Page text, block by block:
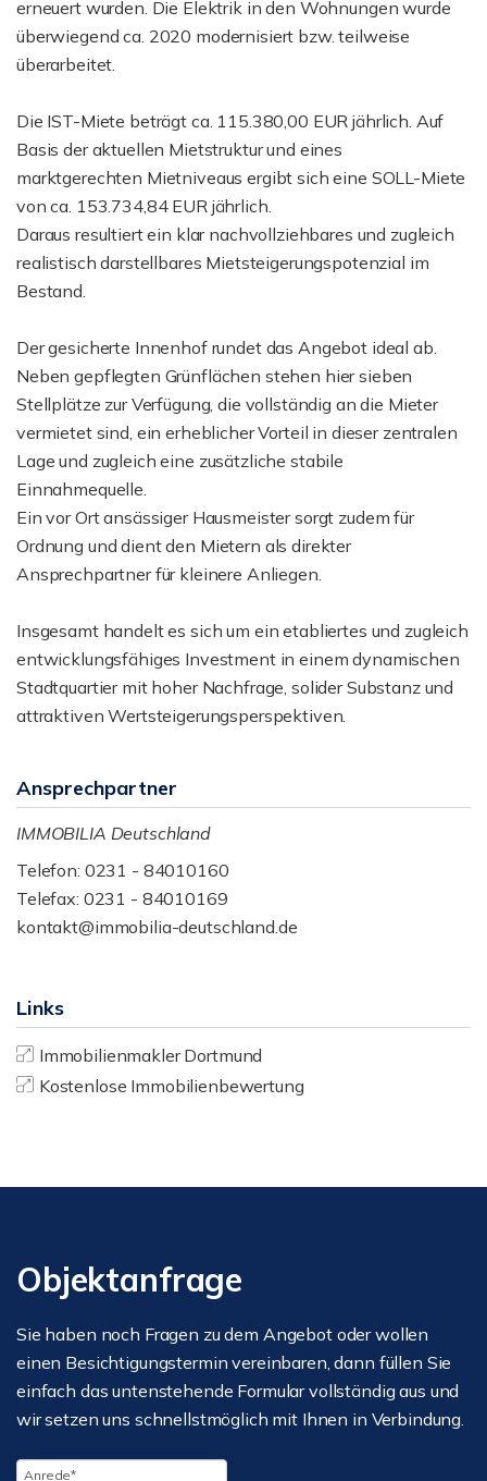
erneuert wurden. Die Elektrik in den Wohnungen wurde
überwiegend ca. 2020 modernisiert bzw. teilweise
überarbeitet.
Die IST-Miete beträgt ca. 115.380,00 EUR jährlich. Auf
Basis der aktuellen Mietstruktur und eines
marktgerechten Mietniveaus ergibt sich eine SOLL-Miete
von ca. 153.734,84 EUR jährlich.
Daraus resultiert ein klar nachvollziehbares und zugleich
realistisch darstellbares Mietsteigerungspotenzial im
Bestand.
Der gesicherte Innenhof rundet das Angebot ideal ab.
Neben gepflegten Grünflächen stehen hier sieben
Stellplätze zur Verfügung, die vollständig an die Mieter
vermietet sind, ein erheblicher Vorteil in dieser zentralen
Lage und zugleich eine zusätzliche stabile
Einnahmequelle.
Ein vor Ort ansässiger Hausmeister sorgt zudem für
Ordnung und dient den Mietern als direkter
Ansprechpartner für kleinere Anliegen.
Insgesamt handelt es sich um ein etabliertes und zugleich
entwicklungsfähiges Investment in einem dynamischen
Stadtquartier mit hoher Nachfrage, solider Substanz und
attraktiven Wertsteigerungsperspektiven.
Ansprechpartner
IMMOBILIA Deutschland
Telefon: 0231 - 84010160
Telefax: 0231 - 84010169
kontakt@immobilia-deutschland.de
Links
Immobilienmakler Dortmund
Kostenlose Immobilienbewertung
Objektanfrage
Sie haben noch Fragen zu dem Angebot oder wollen
einen Besichtigungstermin vereinbaren, dann füllen Sie
einfach das untenstehende Formular vollständig aus und
wir setzen uns schnellstmöglich mit Ihnen in Verbindung.